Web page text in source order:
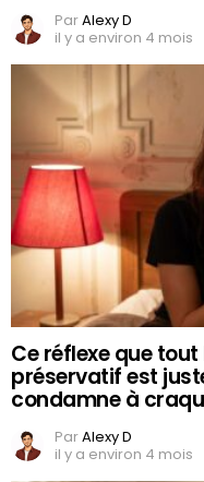
ParAlexy D
il y a environ 4 mois
Ce réflexe que
préservatif est
condamne à
ParAlexy D
il y a environ 4 mois